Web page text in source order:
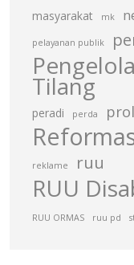
masyarakat mk
pelayanan publik
Tilang
peradi perda
reklame ruu
RUU
RUU ORMAS ruu pd